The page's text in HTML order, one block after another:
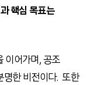
핵심 목표는
이어가며, 공조
명한 비전이다. 또한